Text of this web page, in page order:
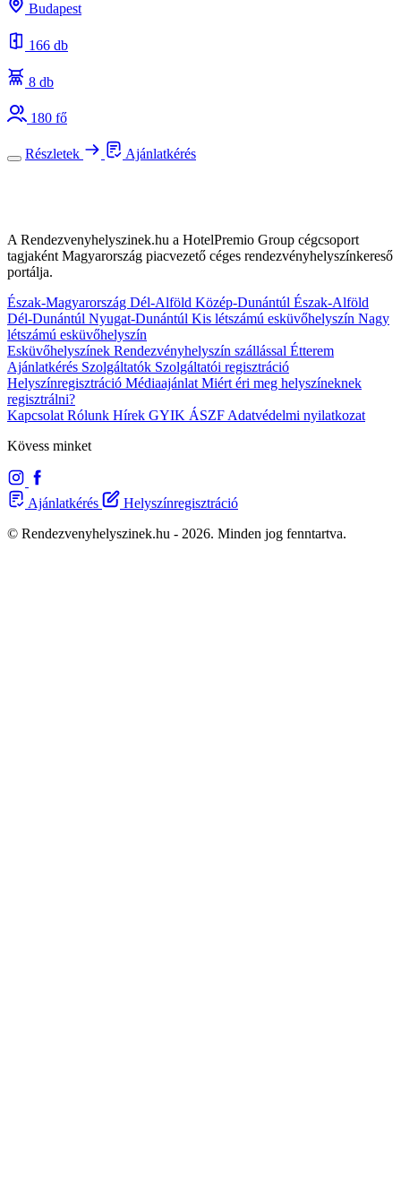
Budapest
166 db
8 db
180 fő
Részletek Ajánlatkérés
A Rendezvenyhelyszinek.hu a HotelPremio Group cégcsoport
tagjaként Magyarország piacvezető céges rendezvényhelyszínkereső
portálja.
Észak-Magyarország Dél-Alföld Közép-Dunántúl Észak-Alföld
Dél-Dunántúl Nyugat-Dunántúl Kis létszámú esküvőhelyszín Nagy
létszámú esküvőhelyszín
Esküvőhelyszínek Rendezvényhelyszín szállással Étterem
Ajánlatkérés Szolgáltatók Szolgáltatói regisztráció
Helyszínregisztráció Médiaajánlat Miért éri meg helyszíneknek
regisztrálni?
Kapcsolat Rólunk Hírek GYIK ÁSZF Adatvédelmi nyilatkozat
Kövess minket
Ajánlatkérés
Helyszínregisztráció
© Rendezvenyhelyszinek.hu - 2026. Minden jog fenntartva.